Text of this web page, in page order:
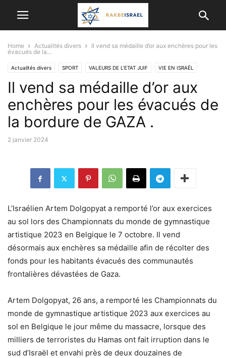
Home Actualités divers
Il vend sa médaille d’or aux enchères pour les
évacués de la...
Actualités divers SPORT VALEURS DE L'ETAT JUIF VIE EN ISRAËL
Il vend sa médaille d’or aux
enchères pour les évacués de
la bordure de GAZA .
2 janvier 2024
L’Israélien Artem Dolgopyat a remporté l’or aux exercices
au sol lors des Championnats du monde de gymnastique
artistique 2023 en Belgique le 7 octobre. Il vend
désormais aux enchères sa médaille afin de récolter des
fonds pour les habitants évacués des communautés
frontalières dévastées de Gaza.
Artem Dolgopyat, 26 ans, a remporté les Championnats du
monde de gymnastique artistique 2023 aux exercices au
sol en Belgique le jour même du massacre, lorsque des
milliers de terroristes du Hamas ont fait irruption dans le
sud d’Israël et envahi près de deux douzaines de